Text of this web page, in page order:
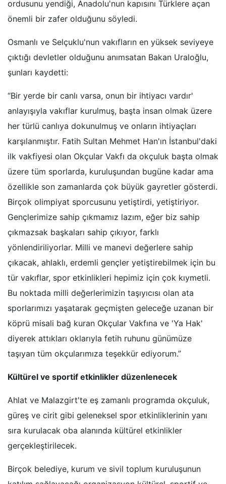
ordusunu yendiği, Anadolu'nun kapısını Türklere açan
önemli bir zafer olduğunu söyledi.
Osmanlı ve Selçuklu'nun vakıfların en yüksek seviyeye
çıktığı devletler olduğunu anımsatan Bakan Uraloğlu,
şunları kaydetti:
“Bir yerde bir canlı varsa, onun bir ihtiyacı vardır'
anlayışıyla vakıflar kurulmuş, başta insan olmak üzere
her türlü canlıya dokunulmuş ve onların ihtiyaçları
karşılanmıştır. Fatih Sultan Mehmet Han'ın İstanbul'daki
ilk vakfiyesi olan Okçular Vakfı da okçuluk başta olmak
üzere tüm sporlarda, kuruluşundan bugüne kadar ama
özellikle son zamanlarda çok büyük gayretler gösterdi.
Birçok olimpiyat sporcusunu yetiştirdi, yetiştiriyor.
Gençlerimize sahip çıkmamız lazım, eğer biz sahip
çıkmazsak başkaları sahip çıkıyor, farklı
yönlendiriliyorlar. Milli ve manevi değerlere sahip
çıkacak, ahlaklı, erdemli gençler yetiştirebilmek için bu
tür vakıflar, spor etkinlikleri hepimiz için çok kıymetli.
Bu noktada milli değerlerimizin taşıyıcısı olan ata
sporlarımızı yaşatarak geçmişten geleceğe uzanan bir
köprü misali bağ kuran Okçular Vakfına ve 'Ya Hak'
diyerek attıkları oklarıyla fetih ruhunu günümüze
taşıyan tüm okçularımıza teşekkür ediyorum.”
Kültürel ve sportif etkinlikler düzenlenecek
Ahlat ve Malazgirt'te eş zamanlı programda okçuluk,
güreş ve cirit gibi geleneksel spor etkinliklerinin yanı
sıra kurulacak oba alanında kültürel etkinlikler
gerçekleştirilecek.
Birçok belediye, kurum ve sivil toplum kuruluşunun